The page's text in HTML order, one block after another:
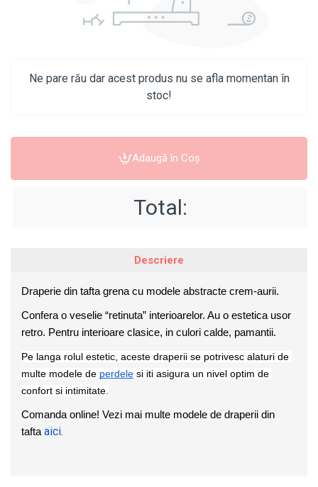
Ne pare rău dar acest produs nu se afla momentan în
stoc!
Adaugă în Coş
Total:
Descriere
Draperie din tafta grena cu modele abstracte crem-aurii.
Confera o veselie “retinuta” interioarelor. Au o estetica usor
retro. Pentru interioare clasice, in culori calde, pamantii.
Pe langa rolul estetic, aceste draperii se potrivesc alaturi de
multe modele de perdele si iti asigura un nivel optim de
confort si intimitate.
Comanda online! Vezi mai multe modele de draperii din
tafta aici.